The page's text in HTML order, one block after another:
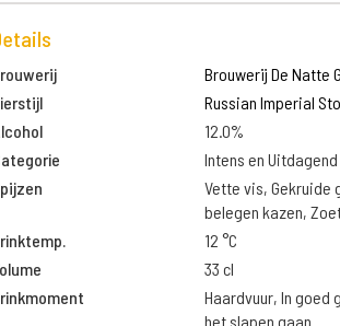
Brouwerij De Natte
Russian Imperial
12.0%
Intens en Uitdagend
Vette vis, Gekruide
belegen kazen,
12 °C
33 cl
Haardvuur, In goed
het slapen gaan